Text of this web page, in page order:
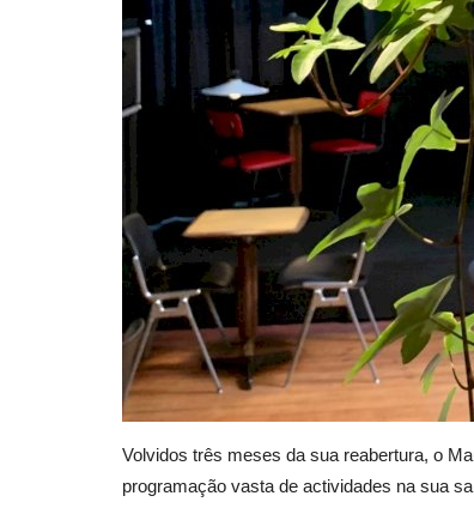
Volvidos três meses da sua reabertura, o
programação vasta de actividades na sua